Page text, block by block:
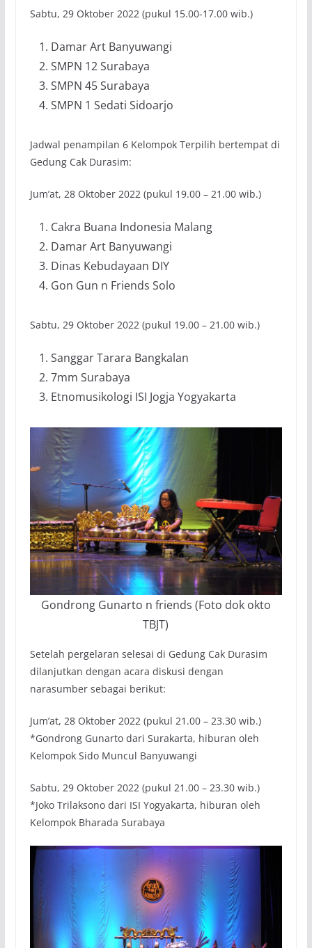
Sabtu, 29 Oktober 2022 (pukul 15.00-17.00 wib.)
Damar Art Banyuwangi
SMPN 12 Surabaya
SMPN 45 Surabaya
SMPN 1 Sedati Sidoarjo
Jadwal penampilan 6 Kelompok Terpilih bertempat di
Gedung Cak Durasim:
Jum’at, 28 Oktober 2022 (pukul 19.00 – 21.00 wib.)
Cakra Buana Indonesia Malang
Damar Art Banyuwangi
Dinas Kebudayaan DIY
Gon Gun n Friends Solo
Sabtu, 29 Oktober 2022 (pukul 19.00 – 21.00 wib.)
Sanggar Tarara Bangkalan
7mm Surabaya
Etnomusikologi ISI Jogja Yogyakarta
Gondrong Gunarto n friends (Foto dok okto
TBJT)
Setelah pergelaran selesai di Gedung Cak Durasim
dilanjutkan dengan acara diskusi dengan
narasumber sebagai berikut:
Jum’at, 28 Oktober 2022 (pukul 21.00 – 23.30 wib.)
*Gondrong Gunarto dari Surakarta, hiburan oleh
Kelompok Sido Muncul Banyuwangi
Sabtu, 29 Oktober 2022 (pukul 21.00 – 23.30 wib.)
*Joko Trilaksono dari ISI Yogyakarta, hiburan oleh
Kelompok Bharada Surabaya